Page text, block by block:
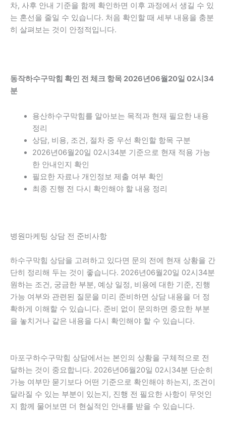
차, 사후 안내 기준을 함께 확인하면 이후 과정에서 생길 수 있
는 혼선을 줄일 수 있습니다. 처음 확인할 때 세부 내용을 충분
히 살펴보는 것이 안정적입니다.
동작하수구막힘 확인 전 체크 항목 2026년06월20일 02시34
분
용산하수구막힘를 알아보는 목적과 현재 필요한 내용
정리
상담, 비용, 조건, 절차 중 우선 확인할 항목 구분
2026년06월20일 02시34분 기준으로 현재 적용 가능
한 안내인지 확인
필요한 자료나 개인정보 제출 여부 확인
최종 진행 전 다시 확인해야 할 내용 정리
병원마케팅 상담 전 준비사항
하수구막힘 상담을 고려하고 있다면 문의 전에 현재 상황을 간
단히 정리해 두는 것이 좋습니다. 2026년06월20일 02시34분
원하는 조건, 궁금한 부분, 예상 일정, 비용에 대한 기준, 진행
가능 여부와 관련된 질문을 미리 준비하면 상담 내용을 더 정
확하게 이해할 수 있습니다. 준비 없이 문의하면 중요한 부분
을 놓치거나 같은 내용을 다시 확인해야 할 수 있습니다.
마포구하수구막힘 상담에서는 본인의 상황을 구체적으로 전
달하는 것이 중요합니다. 2026년06월20일 02시34분 단순히
가능 여부만 묻기보다 어떤 기준으로 확인해야 하는지, 조건이
달라질 수 있는 부분이 있는지, 진행 전 필요한 사항이 무엇인
지 함께 물어보면 더 현실적인 안내를 받을 수 있습니다.